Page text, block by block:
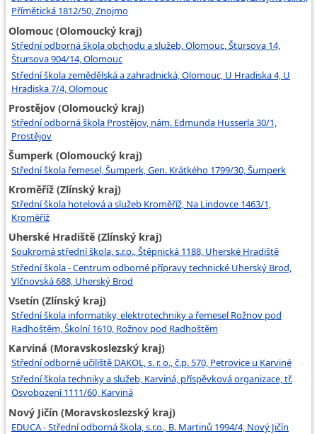
Přímětická 1812/50, Znojmo
Olomouc (Olomoucký kraj)
Střední odborná škola obchodu a služeb, Olomouc, Štursova 14,
Štursova 904/14, Olomouc
Střední škola zemědělská a zahradnická, Olomouc, U Hradiska 4, U
Hradiska 7/4, Olomouc
Prostějov (Olomoucký kraj)
Střední odborná škola Prostějov, nám. Edmunda Husserla 30/1,
Prostějov
Šumperk (Olomoucký kraj)
Střední škola řemesel, Šumperk, Gen. Krátkého 1799/30, Šumperk
Kroměříž (Zlínský kraj)
Střední škola hotelová a služeb Kroměříž, Na Lindovce 1463/1,
Kroměříž
Uherské Hradiště (Zlínský kraj)
Soukromá střední škola, s.r.o., Štěpnická 1188, Uherské Hradiště
Střední škola - Centrum odborné přípravy technické Uherský Brod,
Vlčnovská 688, Uherský Brod
Vsetín (Zlínský kraj)
Střední škola informatiky, elektrotechniky a řemesel Rožnov pod
Radhoštěm, Školní 1610, Rožnov pod Radhoštěm
Karviná (Moravskoslezský kraj)
Střední odborné učiliště DAKOL, s. r. o., č.p. 570, Petrovice u Karviné
Střední škola techniky a služeb, Karviná, příspěvková organizace, tř.
Osvobození 1111/60, Karviná
Nový Jičín (Moravskoslezský kraj)
EDUCA - Střední odborná škola, s.r.o., B. Martinů 1994/4, Nový Jičín